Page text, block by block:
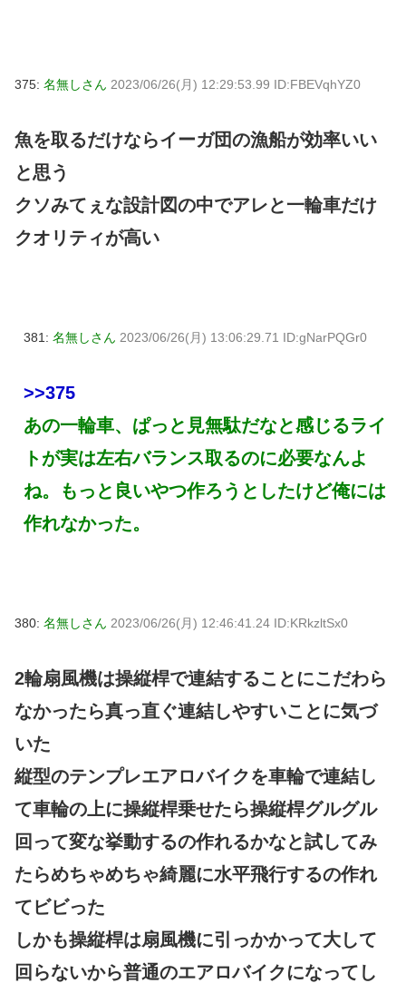
375: 名無しさん 2023/06/26(月) 12:29:53.99 ID:FBEVqhYZ0
魚を取るだけならイーガ団の漁船が効率いい
と思う
クソみてぇな設計図の中でアレと一輪車だけ
クオリティが高い
381: 名無しさん 2023/06/26(月) 13:06:29.71 ID:gNarPQGr0
>>375
あの一輪車、ぱっと見無駄だなと感じるライ
トが実は左右バランス取るのに必要なんよ
ね。もっと良いやつ作ろうとしたけど俺には
作れなかった。
380: 名無しさん 2023/06/26(月) 12:46:41.24 ID:KRkzltSx0
2輪扇風機は操縦桿で連結することにこだわら
なかったら真っ直ぐ連結しやすいことに気づ
いた
縦型のテンプレエアロバイクを車輪で連結し
て車輪の上に操縦桿乗せたら操縦桿グルグル
回って変な挙動するの作れるかなと試してみ
たらめちゃめちゃ綺麗に水平飛行するの作れ
てビビった
しかも操縦桿は扇風機に引っかかって大して
回らないから普通のエアロバイクになってし